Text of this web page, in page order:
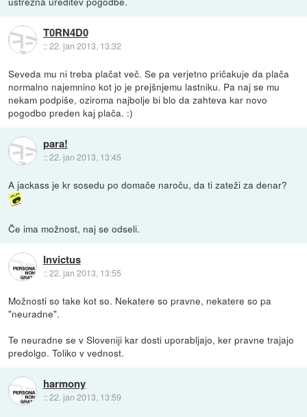
T0RN4D0
::22. jan 2013, 13:32
Seveda mu ni treba plačat več. Se pa verjetno pričakuje da plača
normalno najemnino kot jo je prejšnjemu lastniku. Pa naj se mu
nekam podpiše, oziroma najbolje bi blo da zahteva kar novo
pogodbo preden kaj plača. :)
para!
::22. jan 2013, 13:45
A jackass je kr sosedu po domače naroču, da ti zateži za denar?
Če ima možnost, naj se odseli.
Invictus
::22. jan 2013, 13:55
Možnosti so take kot so. Nekatere so pravne, nekatere so pa
"neuradne".
Te neuradne se v Sloveniji kar dosti uporabljajo, ker pravne trajajo
predolgo. Toliko v vednost.
harmony
::22. jan 2013, 13:59